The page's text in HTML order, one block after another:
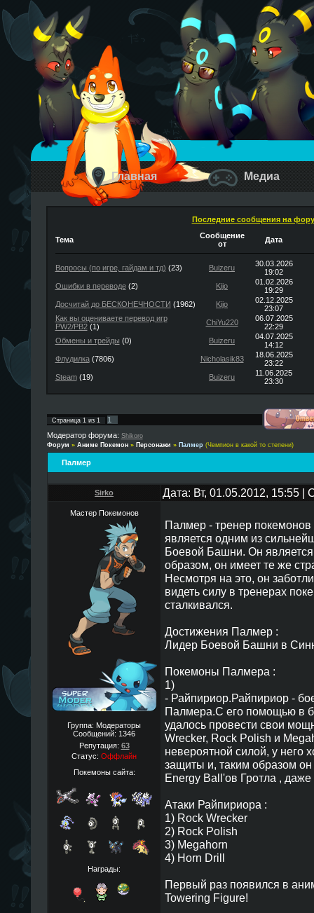
Главная Медиа
Последние сообщения на
Тема
Сообщение
от
Дата
Вопросы (по игре, гайдам и тд) (23) Buizeru
30.03.2026
19:02
Ошибки в переводе(2) Kijo
01.02.2026
19:29
Досчитай до БЕСКОНЕЧНОСТИ (1962) Kijo
02.12.2025
23:07
Как вы оцениваете перевод игр
PW2/PB2(1) ChiYu220
06.07.2025
22:29
Обмены и трейды (0) Buizeru
04.07.2025
14:12
Флудилка(7806) Nicholasik83
18.06.2025
23:22
Steam(19) Buizeru
11.06.2025
23:30
Страница 1из 1
1
Модератор форума: Shikoro
Форум » Аниме Покемон » Персонажи » Палмер (Чемпион в какой то степени)
Палмер
Sirko Дата: Вт, 01.05.2012, 15:55
Мастер Покемонов
Группа: Модераторы
Сообщений: 1346
Репутация: 63
Статус: Оффлайн
Покемоны сайта:
Награды:
Палмер - тренер
является одним из
Боевой Башни. Он
образом, он имеет те же
Несмотря на это, он
видеть силу в тренерах
сталкивался.
Достижения Палмер :
Лидер Боевой Башни в
Покемоны Палмера :
1)
- Райпириор.Райпириор -
Палмера.С его помощью в
удалось провести свои
Wrecker, Rock Polish и
невероятной силой, у него
защиты и, таким образом
Energy Ball'ов Гротла , даже
Атаки Райпириора :
1) Rock Wrecker
2) Rock Polish
3) Megahorn
4) Horn Drill
Первый раз появился в
Towering Figure!